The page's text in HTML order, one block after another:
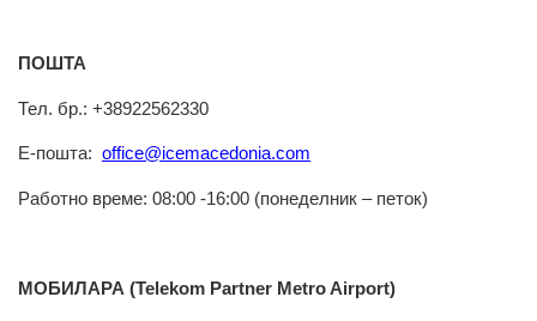
ПОШТА
Тел. бр.: +38922562330
Е-пошта: office@icemacedonia.com
Работно време: 08:00 -16:00 (понеделник – петок)
МОБИЛАРА (Telekom Partner Metro Airport)